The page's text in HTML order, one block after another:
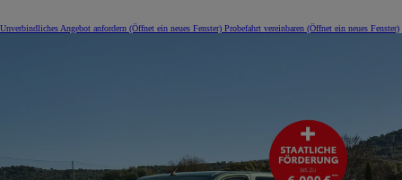
Unverbindliches Angebot anfordern (Öffnet ein neues Fenster) Probefahrt vereinbaren (Öffnet ein neues Fenster)